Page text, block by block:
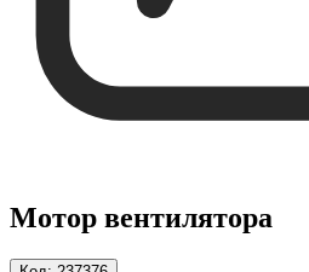
Мотор вентилятора